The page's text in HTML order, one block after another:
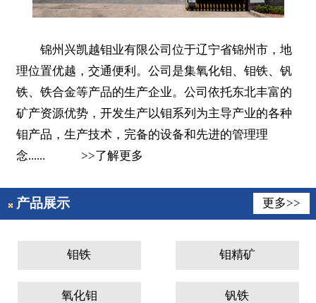
锦州兴凯越钼业有限公司位于辽宁省锦州市，地
理位置优越，交通便利。公司是集氧化钼、钼铁、钒
铁、铁合金等产品的生产企业。公司依托东北丰富的
矿产资源优势，开发生产以钼系列为主导产业的各种
钼产品，生产技术，完备的设备和先进的管理理
念...... >>了解更多
产品展示 更多>>
钼铁 钼精矿
氧化钼 钒铁